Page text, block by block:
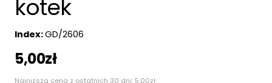
kotek
Index:GD/2606
5,00zł
Najniższa cena z ostatnich 30 dni: 5,00zł.